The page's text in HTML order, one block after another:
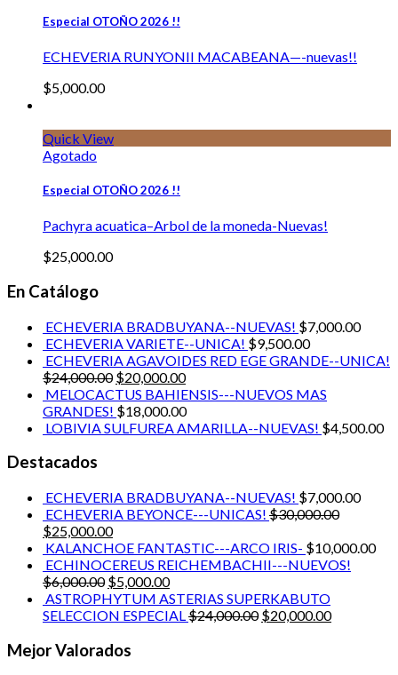
Especial OTOÑO 2026 !!
ECHEVERIA RUNYONII MACABEANA—-nuevas!!
$5,000.00
Quick View
Agotado
Especial OTOÑO 2026 !!
Pachyra acuatica–Arbol de la moneda-Nuevas!
$25,000.00
En Catálogo
ECHEVERIA BRADBUYANA--NUEVAS! $7,000.00
ECHEVERIA VARIETE--UNICA! $9,500.00
ECHEVERIA AGAVOIDES RED EGE GRANDE--UNICA!
$24,000.00 $20,000.00
MELOCACTUS BAHIENSIS---NUEVOS MAS
GRANDES! $18,000.00
LOBIVIA SULFUREA AMARILLA--NUEVAS! $4,500.00
Destacados
ECHEVERIA BRADBUYANA--NUEVAS! $7,000.00
ECHEVERIA BEYONCE---UNICAS! $30,000.00
$25,000.00
KALANCHOE FANTASTIC---ARCO IRIS- $10,000.00
ECHINOCEREUS REICHEMBACHII---NUEVOS!
$6,000.00 $5,000.00
ASTROPHYTUM ASTERIAS SUPERKABUTO
SELECCION ESPECIAL$24,000.00 $20,000.00
Mejor Valorados